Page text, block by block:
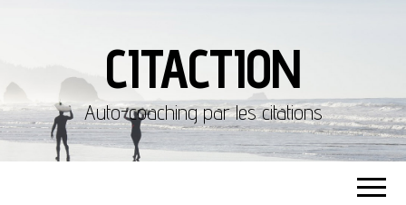
CITACTION
Auto-coaching par les citations